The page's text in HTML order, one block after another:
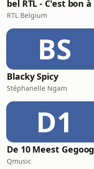
RTL Belgium
BS
Blacky Spicy
Stéphanelle Ngam
D1
Qmusic